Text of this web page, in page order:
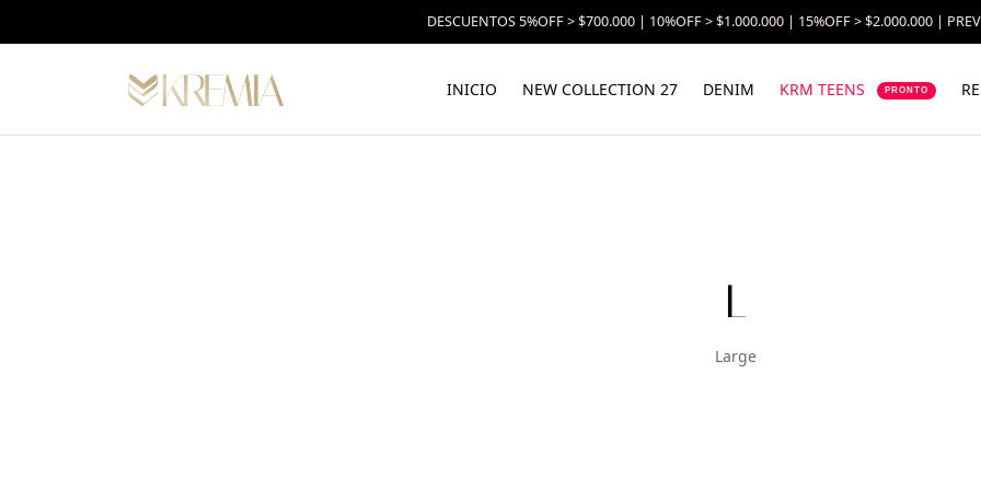
DESCUENTOS 5%OFF > $700.000 | 10%OFF > $1.000.000 | 15%OFF > $2.000.000 |
INICIO NEW COLLECTION 27 DENIM KRM TEENS PRONTO
L
Large